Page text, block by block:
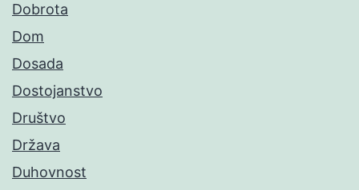
Dobrota
Dom
Dosada
Dostojanstvo
Društvo
Država
Duhovnost